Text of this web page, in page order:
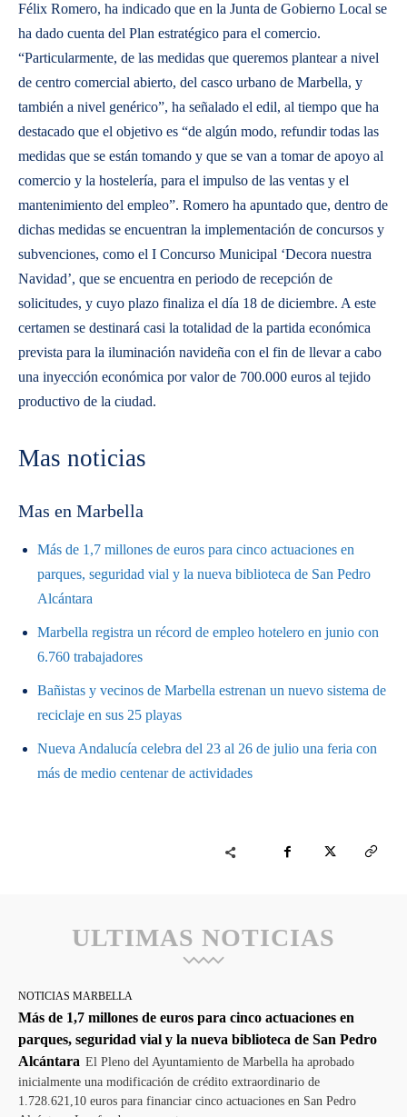
Félix Romero, ha indicado que en la Junta de Gobierno Local se
ha dado cuenta del Plan estratégico para el comercio.
“Particularmente, de las medidas que queremos plantear a nivel
de centro comercial abierto, del casco urbano de Marbella, y
también a nivel genérico”, ha señalado el edil, al tiempo que ha
destacado que el objetivo es “de algún modo, refundir todas las
medidas que se están tomando y que se van a tomar de apoyo al
comercio y la hostelería, para el impulso de las ventas y el
mantenimiento del empleo”. Romero ha apuntado que, dentro de
dichas medidas se encuentran la implementación de concursos y
subvenciones, como el I Concurso Municipal ‘Decora nuestra
Navidad’, que se encuentra en periodo de recepción de
solicitudes, y cuyo plazo finaliza el día 18 de diciembre. A este
certamen se destinará casi la totalidad de la partida económica
prevista para la iluminación navideña con el fin de llevar a cabo
una inyección económica por valor de 700.000 euros al tejido
productivo de la ciudad.
Mas noticias
Mas en Marbella
Más de 1,7 millones de euros para cinco actuaciones en
parques, seguridad vial y la nueva biblioteca de San Pedro
Alcántara
Marbella registra un récord de empleo hotelero en junio con
6.760 trabajadores
Bañistas y vecinos de Marbella estrenan un nuevo sistema de
reciclaje en sus 25 playas
Nueva Andalucía celebra del 23 al 26 de julio una feria con
más de medio centenar de actividades
ULTIMAS NOTICIAS
NOTICIAS MARBELLA
Más de 1,7 millones de euros para cinco actuaciones en
parques, seguridad vial y la nueva biblioteca de San Pedro
Alcántara El Pleno del Ayuntamiento de Marbella ha aprobado
inicialmente una modificación de crédito extraordinario de
1.728.621,10 euros para financiar cinco actuaciones en San Pedro